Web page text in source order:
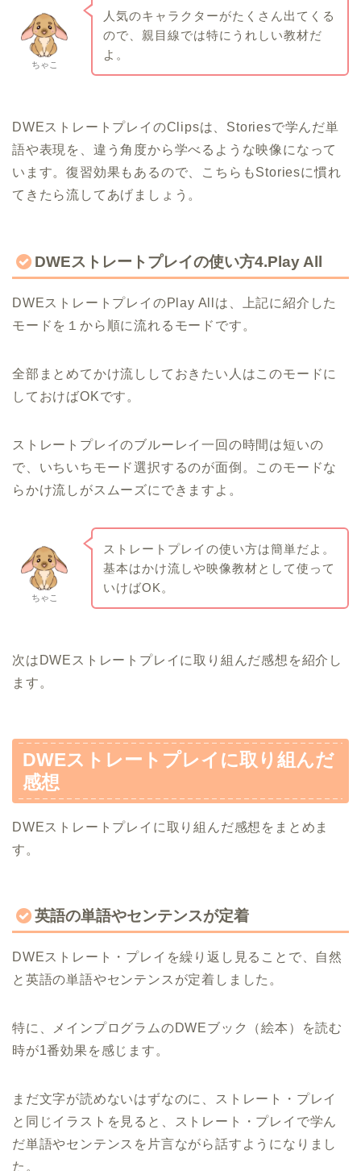
ちゃこ
人気のキャラクターがたくさん出てくる
ので、親目線では特にうれしい教材だ
よ。
DWEストレートプレイのClipsは、Storiesで学んだ単
語や表現を、違う角度から学べるような映像になって
います。復習効果もあるので、こちらもStoriesに慣れ
てきたら流してあげましょう。
DWEストレートプレイの使い方4.Play All
DWEストレートプレイのPlay Allは、上記に紹介した
モードを１から順に流れるモードです。
全部まとめてかけ流ししておきたい人はこのモードに
しておけばOKです。
ストレートプレイのブルーレイ一回の時間は短いの
で、いちいちモード選択するのが面倒。このモードな
らかけ流しがスムーズにできますよ。
ちゃこ
ストレートプレイの使い方は簡単だよ。
基本はかけ流しや映像教材として使って
いけばOK。
次はDWEストレートプレイに取り組んだ感想を紹介し
ます。
DWEストレートプレイに取り組んだ
感想
DWEストレートプレイに取り組んだ感想をまとめま
す。
英語の単語やセンテンスが定着
DWEストレート・プレイを繰り返し見ることで、自然
と英語の単語やセンテンスが定着しました。
特に、メインプログラムのDWEブック（絵本）を読む
時が1番効果を感じます。
まだ文字が読めないはずなのに、ストレート・プレイ
と同じイラストを見ると、ストレート・プレイで学ん
だ単語やセンテンスを片言ながら話すようになりまし
た。